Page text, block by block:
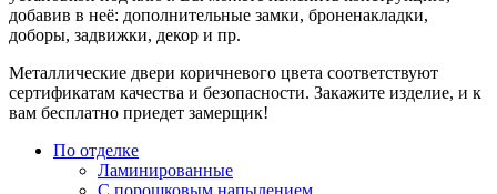
добавив в неё: дополнительные замки, броненакладки,
доборы, задвижки, декор и пр.
Металлические двери коричневого цвета соответствуют
сертификатам качества и безопасности. Закажите изделие, и к
вам бесплатно приедет замерщик!
По отделке
Ламинированные
С порошковым напылением